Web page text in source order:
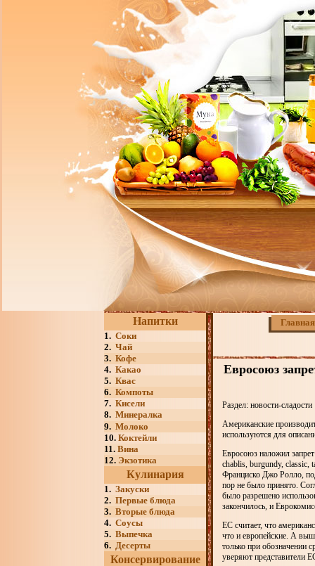
Напитки
1. Соки
2. Чай
3. Кофе
4. Какао
5. Квас
6. Компоты
7. Кисели
8. Минералка
9. Молоко
10. Коктейли
11. Вина
12. Экзотика
Кулинария
1. Закуски
2. Первые блюда
3. Вторые блюда
4. Соусы
5. Выпечка
6. Десерты
Консервирование
Главная
Евросоюз
Раздел: новости-сладости
Американские
используются для
Евросоюз наложил
chablis, burgundy, classic,
Франциско Джо Ролло,
пор не было принято.
было разрешено
закончилось, и
ЕС считает, что
что и европейские. А
только при обозначении
уверяют представители